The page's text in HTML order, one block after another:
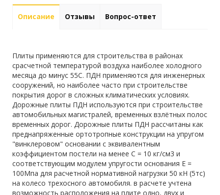
Описание Отзывы Вопрос-ответ
Плиты применяются для строительства в районах
срасчетной температурой воздуха наиболее холодного
месяца до минус 55С. ПДН применяются для инженерных
сооружений, но наиболее часто при строительстве
покрытия дорог в сложных климатических условиях.
Дорожные плиты ПДН используются при строительстве
автомобильных магистралей, временных взлётных полос
временных дорог. Дорожные плиты ПДН рассчитаны как
преднапряженные ортотропные конструкции на упругом
"винклеровом" основании с эквивалентным
коэффициентом постели на менее С = 10 кг/см3 и
соответствующим модулем упругости основания Е =
100Мпа для расчетной нормативной нагрузки 50 кН (5тс)
на колесо трехосного автомобиля. в расчете учтена
возможность расположения на плите одно, двух и